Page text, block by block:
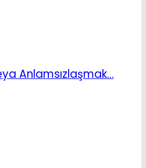
Anlamsızlaşmak…